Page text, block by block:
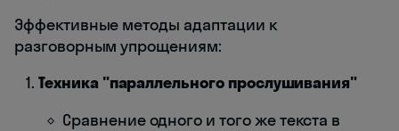
Эффективные методы адаптации к
разговорным упрощениям:
Техника "параллельного прослушивания"
Сравнение одного и того же текста в